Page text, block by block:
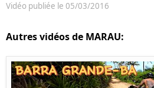
Vidéo publiée le 05/03/2016
Autres vidéos de MARAU: